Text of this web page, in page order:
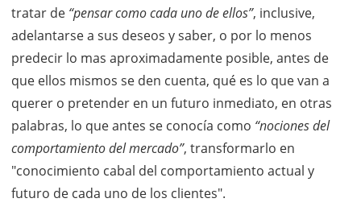
tratar de “pensar como cada uno de ellos”, inclusive,
adelantarse a sus deseos y saber, o por lo menos
predecir lo mas aproximadamente posible, antes de
que ellos mismos se den cuenta, qué es lo que van a
querer o pretender en un futuro inmediato, en otras
palabras, lo que antes se conocía como “nociones del
comportamiento del mercado”, transformarlo en
"conocimiento cabal del comportamiento actual y
futuro de cada uno de los clientes".